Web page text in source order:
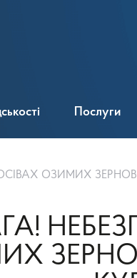
Послуги
ОЗИМИХ